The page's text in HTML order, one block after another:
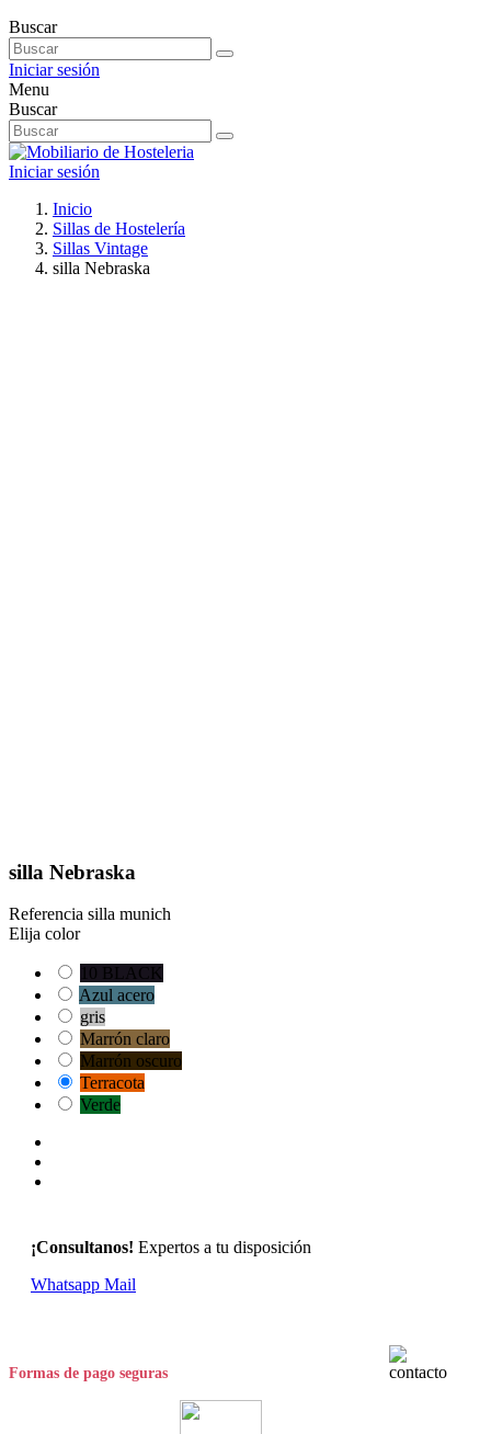
Buscar
Iniciar sesión
Menu
Buscar
Iniciar sesión
Inicio
Sillas de Hostelería
Sillas Vintage
silla Nebraska
silla Nebraska
Referencia silla munich
Elija color
10 BLACK
Azul acero
gris
Marrón claro
Marrón oscuro
Terracota
Verde
¡Consultanos! Expertos a tu disposición
Whatsapp Mail
Formas de pago seguras